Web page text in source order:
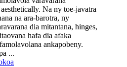
Na ny toe-javatra
na ara-barotra, ny
dia mitantana, hinges,
hafa dia afaka
ankapobeny.
...